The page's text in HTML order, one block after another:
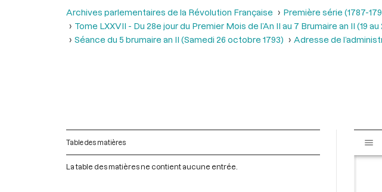
Archives parlementaires de la Révolution Française
Première série (1787-
Tome LXXVII - Du 28e jour du Premier Mois de l’An II au 7 Brumaire an II (19
Séance du 5 brumaire an II (Samedi 26 octobre 1793)
Adresse de
Table des matières
La table des matières ne contient aucune entrée.
s